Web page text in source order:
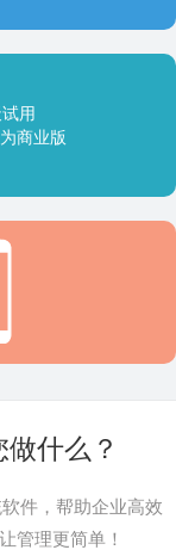
用
商业版
什么？
件，帮助企业高效
管理更简单！